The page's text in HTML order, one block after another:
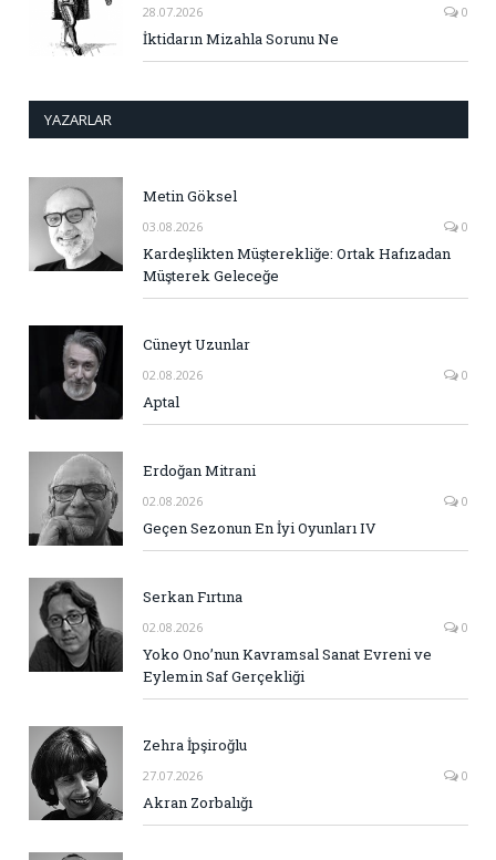
28.07.2026 0
İktidarın Mizahla Sorunu Ne
YAZARLAR
Metin Göksel
03.08.2026 0
Kardeşlikten Müşterekliğe: Ortak Hafızadan
Müşterek Geleceğe
Cüneyt Uzunlar
02.08.2026 0
Aptal
Erdoğan Mitrani
02.08.2026 0
Geçen Sezonun En İyi Oyunları IV
Serkan Fırtına
02.08.2026 0
Yoko Ono’nun Kavramsal Sanat Evreni ve
Eylemin Saf Gerçekliği
Zehra İpşiroğlu
27.07.2026 0
Akran Zorbalığı